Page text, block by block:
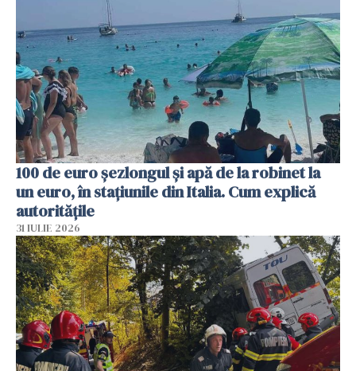
100 de euro șezlongul și apă de la robinet la
un euro, în stațiunile din Italia. Cum explică
autoritățile
31 IULIE 2026